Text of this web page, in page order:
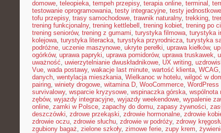
domowe, teleopieka, tempeh przepisy, terapia online, terminal ,
testowanie oprogramowania, testy integracyjne, testy jednostkowe
tofu przepisy, trasy samochodowe, trawnik naturalny, trekking,
trening funkcjonalny, trening kettlebell , trening kobiet, trening po
trening seniorów, trening z gumami, turystyka filmowa, turystyka
kolejowa, turystyka literacka, turystyka przyrodnicza, turystyka
podróżne, uczenie maszynowe, ukryte perełki, uprawa kiełków,
ogórków, uprawa papryki, uprawa pomidorów, uprawa truskawek,
uważność, uwierzytelnianie dwuskładnikowe, UX writing,
Vue, wada postawy, wakacje last minute, wartość klienta, WCAG
danych, wentylacja mieszkania, Wielkanoc w hotelu, wilgoć w
pairing, winiety drogowe, witamina D, WooCommerce, WordPress
survivalowy, wsparcie kryzysowe, wspinaczka górska, wspólnota
zębów, wyjazdy integracyjne, wyjazdy weekendowe, wypalenie
online, zamki w Polsce, zapachy do domu, zapasy żywności,
deszczówki, zdrowe przekąski, zdrowie hormonalne, zdrowie
zdrowie oczu, zdrowie słuchu, zdrowie w podróży, zdrowy
zgubiony bagaż, zielone szkoły, zimowe ferie, zupy krem,